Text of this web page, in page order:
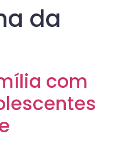
da
com